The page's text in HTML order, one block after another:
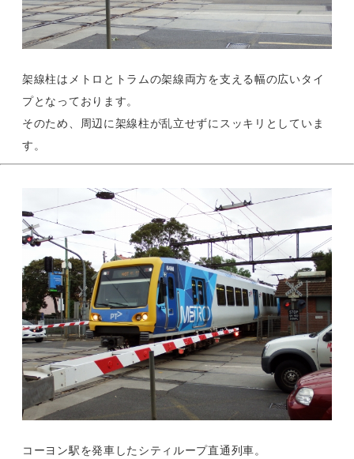
架線柱はメトロとトラムの架線両方を支える幅の広いタイ
プとなっております。
そのため、周辺に架線柱が乱立せずにスッキリとしていま
す。
コーヨン駅を発車したシティループ直通列車。